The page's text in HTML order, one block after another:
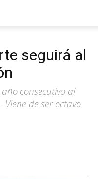
seguirá al
consecutivo al
de ser octavo